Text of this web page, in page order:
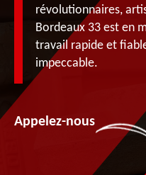
révolutionnaires,
Bordeaux 33 est en
travail rapide et
impeccable.
Appelez-nous